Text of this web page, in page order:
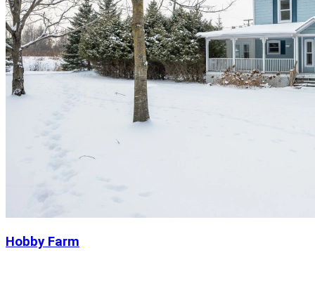
Hobby Farm